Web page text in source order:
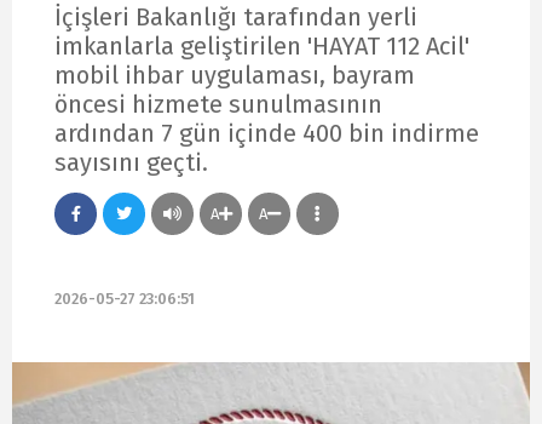
İçişleri Bakanlığı tarafından yerli
imkanlarla geliştirilen 'HAYAT 112 Acil'
mobil ihbar uygulaması, bayram
öncesi hizmete sunulmasının
ardından 7 gün içinde 400 bin indirme
sayısını geçti.
A A
2026-05-27 23:06:51